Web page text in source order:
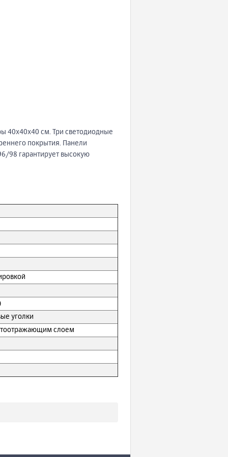
40x40x40 см. Три светодиодные
покрытия. Панели
98 гарантирует высокую
уголки
слоем